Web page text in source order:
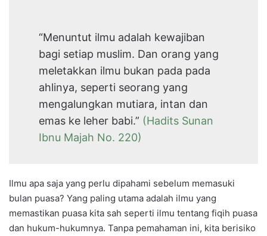
“Menuntut ilmu adalah kewajiban
bagi setiap muslim. Dan orang yang
meletakkan ilmu bukan pada pada
ahlinya, seperti seorang yang
mengalungkan mutiara, intan dan
emas ke leher babi.” (Hadits Sunan
Ibnu Majah No. 220)
Ilmu apa saja yang perlu dipahami sebelum memasuki
bulan puasa? Yang paling utama adalah ilmu yang
memastikan puasa kita sah seperti ilmu tentang fiqih puasa
dan hukum-hukumnya. Tanpa pemahaman ini, kita berisiko